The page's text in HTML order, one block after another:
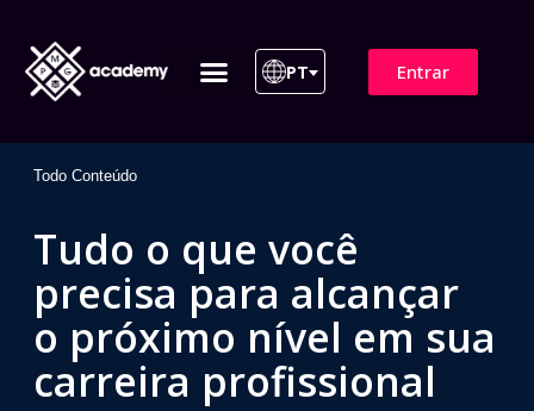
PT Entrar
Todo Conteúdo
Tudo o que você
precisa para alcançar
o próximo nível em sua
carreira profissional